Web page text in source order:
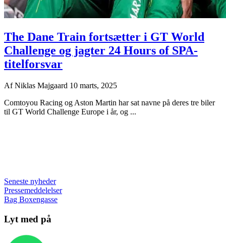
The Dane Train fortsætter i GT World
Challenge og jagter 24 Hours of SPA-
titelforsvar
AfNiklas Majgaard 10 marts, 2025
Comtoyou Racing og Aston Martin har sat navne på deres tre biler
til GT World Challenge Europe i år, og ...
Seneste nyheder
Pressemeddelelser
Bag Boxengasse
Lyt med på